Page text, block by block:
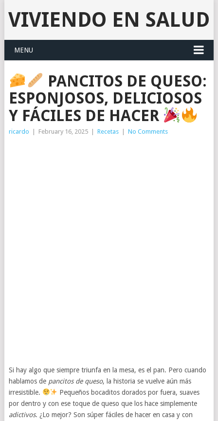
VIVIENDO EN SALUD
MENU
PANCITOS DE QUESO:
ESPONJOSOS, DELICIOSOS
Y FÁCILES DE HACER
ricardo | February 16, 2025 | Recetas | No Comments
Si hay algo que siempre triunfa en la mesa, es el pan. Pero cuando
hablamos de pancitos de queso, la historia se vuelve aún más
irresistible.
Pequeños bocaditos dorados por fuera, suaves
por dentro y con ese toque de queso que los hace simplemente
adictivos. ¿Lo mejor? Son súper fáciles de hacer en casa y con